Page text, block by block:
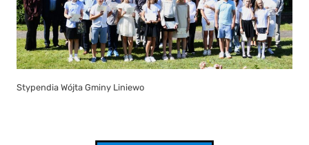
Stypendia Wójta Gminy Liniewo